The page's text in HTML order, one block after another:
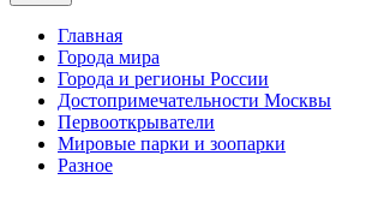
Главная
Города мира
Города и регионы России
Достопримечательности Москвы
Первооткрыватели
Мировые парки и зоопарки
Разное